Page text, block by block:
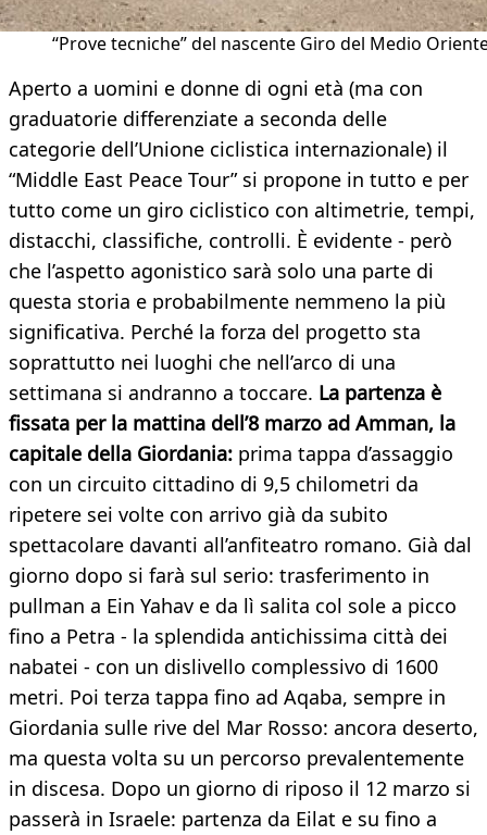
“Prove tecniche” del nascente Giro del Medio
Aperto a uomini e donne di ogni età (ma con
graduatorie differenziate a seconda delle
categorie dell’Unione ciclistica internazionale) il
“Middle East Peace Tour” si propone in tutto e per
tutto come un giro ciclistico con altimetrie, tempi,
distacchi, classifiche, controlli. È evidente - però
che l’aspetto agonistico sarà solo una parte di
questa storia e probabilmente nemmeno la più
significativa. Perché la forza del progetto sta
soprattutto nei luoghi che nell’arco di una
settimana si andranno a toccare. La partenza è
fissata per la mattina dell’8 marzo ad Amman, la
capitale della Giordania: prima tappa d’assaggio
con un circuito cittadino di 9,5 chilometri da
ripetere sei volte con arrivo già da subito
spettacolare davanti all’anfiteatro romano. Già dal
giorno dopo si farà sul serio: trasferimento in
pullman a Ein Yahav e da lì salita col sole a picco
fino a Petra - la splendida antichissima città dei
nabatei - con un dislivello complessivo di 1600
metri. Poi terza tappa fino ad Aqaba, sempre in
Giordania sulle rive del Mar Rosso: ancora deserto,
ma questa volta su un percorso prevalentemente
in discesa. Dopo un giorno di riposo il 12 marzo si
passerà in Israele: partenza da Eilat e su fino a